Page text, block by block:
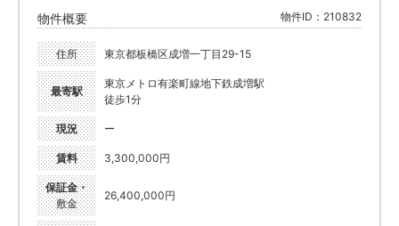
物件概要 物件ID：210832
住所 東京都板橋区成増一丁目29-15
最寄駅
東京メトロ有楽町線地下鉄成増駅
徒歩1分
現況 ー
賃料 3,300,000円
保証金・
敷金
26,400,000円